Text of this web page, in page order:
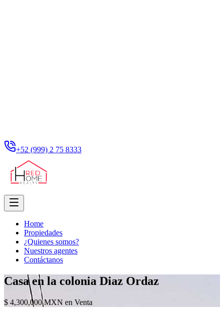
+52 (999) 2 75 8333
Home
Propiedades
¿Quienes somos?
Nuestros agentes
Contáctanos
Casa en la colonia Diaz Ordaz
$ 4,300,000 MXN en Venta